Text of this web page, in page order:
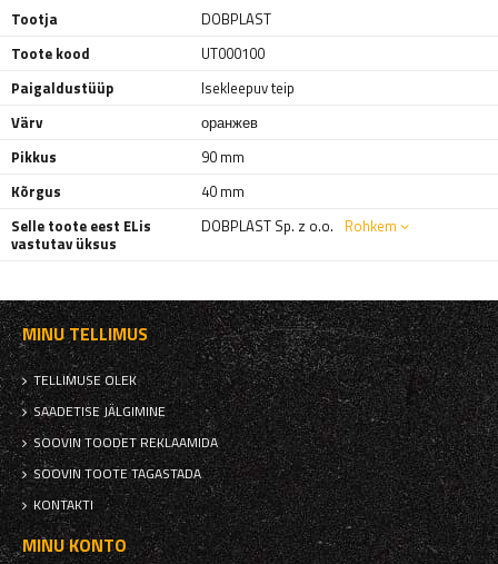
Tootja
DOBPLAST
Toote kood
UT000100
Paigaldustüüp
Isekleepuv teip
Värv
оранжев
Pikkus
90 mm
Kõrgus
40 mm
Selle toote eest ELis
vastutav üksus
DOBPLAST Sp. z o.o. Rohkem
MINU TELLIMUS
TELLIMUSE OLEK
SAADETISE JÄLGIMINE
SOOVIN TOODET REKLAAMIDA
SOOVIN TOOTE TAGASTADA
KONTAKTI
MINU KONTO